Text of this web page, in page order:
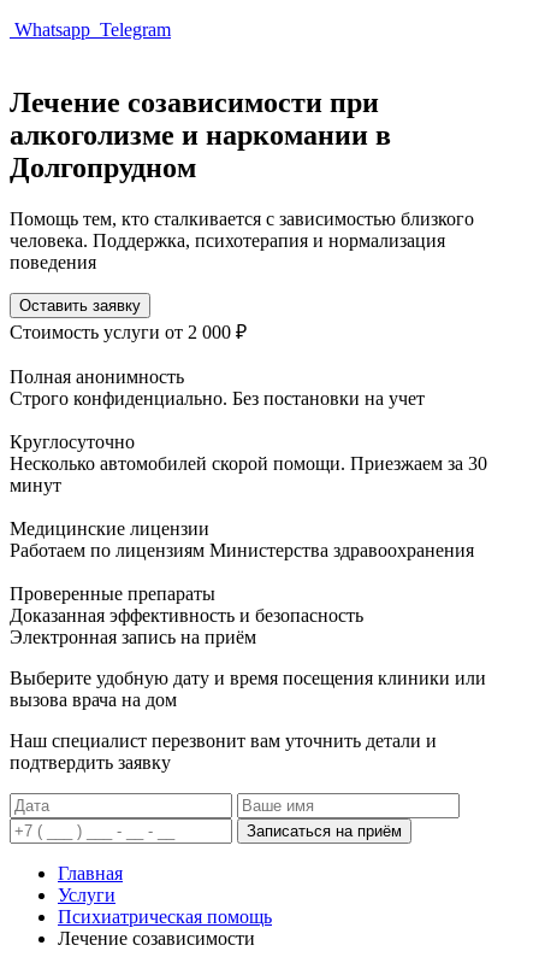
Whatsapp Telegram
Лечение созависимости при
алкоголизме и наркомании в
Долгопрудном
Помощь тем, кто сталкивается с зависимостью близкого
человека. Поддержка, психотерапия и нормализация
поведения
Оставить заявку
Стоимость услуги от 2 000 ₽
Полная анонимность
Строго конфиденциально. Без постановки на учет
Круглосуточно
Несколько автомобилей скорой помощи. Приезжаем за 30
минут
Медицинские лицензии
Работаем по лицензиям Министерства здравоохранения
Проверенные препараты
Доказанная эффективность и безопасность
Электронная запись на приём
Выберите удобную дату и время посещения клиники или
вызова врача на дом
Наш специалист перезвонит вам уточнить детали и
подтвердить заявку
Записаться на приём
Главная
Услуги
Психиатрическая помощь
Лечение созависимости